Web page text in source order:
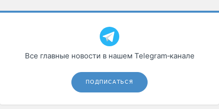
Все главные новости в нашем Telegram‑канале
ПОДПИСАТЬСЯ